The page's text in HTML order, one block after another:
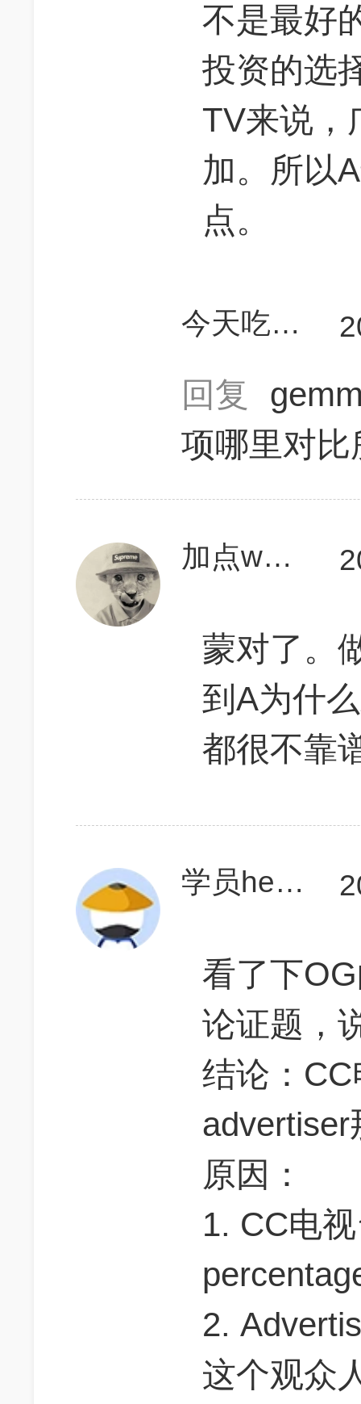
不是最好
投资的选
TV来说，
加。所以
点。
今天吃烤鱼
回复
项哪里对
加点wasabi
蒙对了。
到A为什
都很不靠
学员hedVWO
看了下
论证题，
结论：
原因：
1. CC电
2.
这个观众